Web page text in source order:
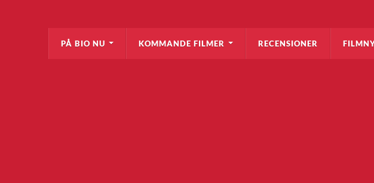
PÅ BIO NU KOMMANDE FILMER RECENSIONER